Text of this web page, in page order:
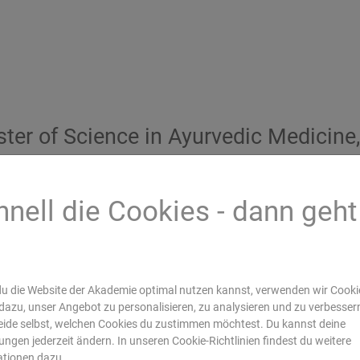
of Science in Ayurvedic Medicine,
Becker praktiziert die Ayurveda-Medizin seit vielen
Praxis. In der Europäischen Akademie für
Dozent, Modulleiter, pädagogischer Coach und
hinaus lehrt er in den Ausbildungsgängen zur
und Psychologie vertieftes Wissen aus der
und therapeutischen Ayurveda-Praxis. Zu seinen
Schwerpunkten als Dozent gehören
die Cookies - dann
die Website der Akademie optimal nutzen kannst, verwenden wir
unser Angebot zu personalisieren, zu analysieren und zu
selbst, welchen Cookies du zustimmen möchtest. Du kannst deine
jederzeit ändern. In unseren Cookie-Richtlinien findest du weitere